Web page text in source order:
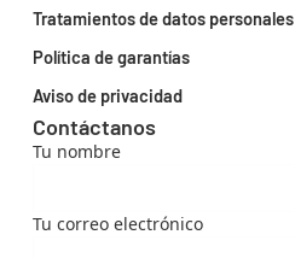
Contáctanos
Tu nombre
Tu correo electrónico
Tratamientos de datos personales
Política de garantías
Aviso de privacidad